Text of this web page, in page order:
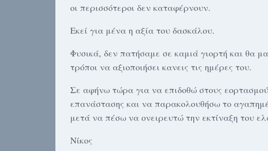
οι περισσότεροι δεν καταφέρνουν.
Εκεί για μένα η αξία του δασκάλου.
Φυσικά, δεν πατήσαμε σε καμιά γιορτή και θα
τρόποι να αξιοποιήσει κανεις τις ημέρες του.
Σε αφήνω τώρα για να επιδοθώ στους
επανάστασης και να παρακολουθήσω το
μετά να πέσω να ονειρευτώ την εκτίναξη του
Νίκος